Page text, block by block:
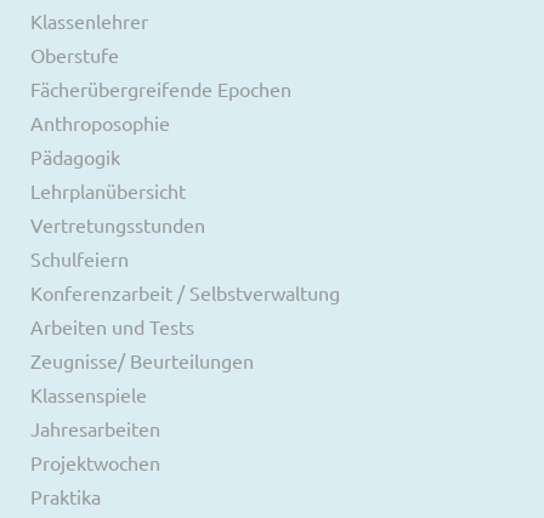
Klassenlehrer
Oberstufe
Fächerübergreifende Epochen
Anthroposophie
Pädagogik
Lehrplanübersicht
Vertretungsstunden
Schulfeiern
Konferenzarbeit / Selbstverwaltung
Arbeiten und Tests
Zeugnisse/ Beurteilungen
Klassenspiele
Jahresarbeiten
Projektwochen
Praktika